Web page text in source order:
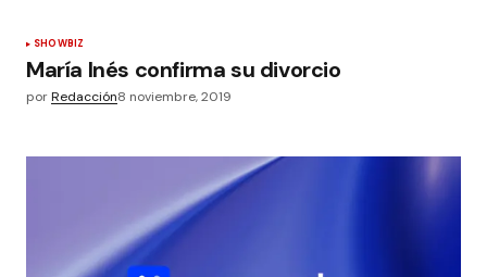
SHOWBIZ
María Inés confirma su divorcio
porRedacción8 noviembre, 2019